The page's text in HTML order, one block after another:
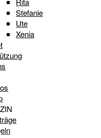
Stefanie
Ute
Xenia